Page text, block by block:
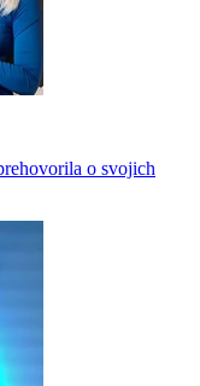
o svojich